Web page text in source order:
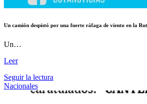
Un camión despistó por una fuerte ráfaga de viento en la
Un…
Leer
Seguir la lectura
Nacionales